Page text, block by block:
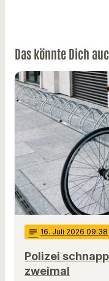
Das könnte Dich
notes 16. Juli 2026 09:38
Polizei
zweimal